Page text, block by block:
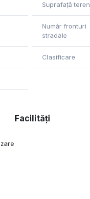
Suprafață teren
Număr fronturi
stradale
Clasificare
Facilități